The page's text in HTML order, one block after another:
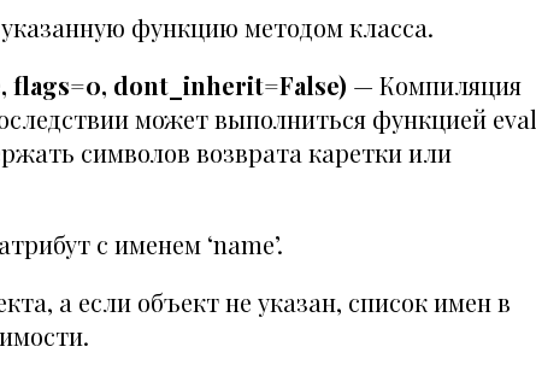
функцию методом класса.
flags=0, dont_inherit=False) — Компиляция
может выполниться функцией eval
символов возврата каретки или
с именем ‘name’.
а если объект не указан, список имен в